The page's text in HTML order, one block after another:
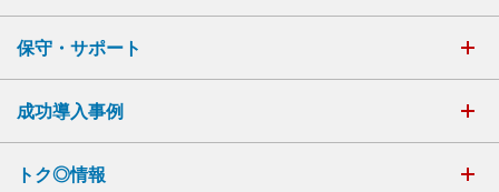
保守・サポート
成功導入事例
トク◎情報